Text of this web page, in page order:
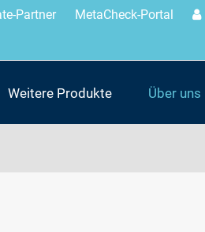
Partner MetaCheck-Portal
Weitere Produkte Über uns